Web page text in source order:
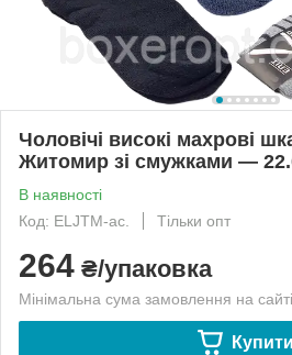
Чоловічі високі махрові
Житомир зі смужками —
В наявності
Код: ELJTM-ас.
Тільки опт
264 ₴/упаковка
Мінімальна сума замовлення на
Купити